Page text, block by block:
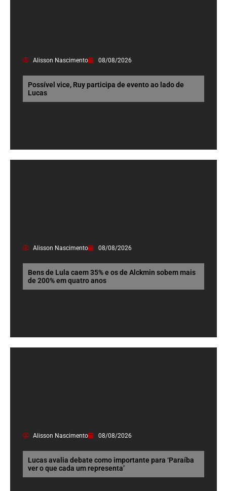
Alisson Nascimento 08/08/2026
Possível vice, Ruy participa de evento ao lado de
Lucas
Alisson Nascimento 08/08/2026
Bens de Lula caem 35% e os de Alckmin sobem mais
de 200% em quatro anos
Alisson Nascimento 08/08/2026
Lucas avalia debate como importante para ‘Paraíba
ver o que cada um representa’